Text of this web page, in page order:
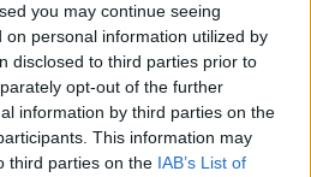
you may continue seeing
on personal information utilized by
disclosed to third parties prior to
opt-out of the further
information by third parties on the
This information may
third parties on the IAB’s List of
στην Πολυνησία: Το
ταξίδι με τον Δημήτρη
τους